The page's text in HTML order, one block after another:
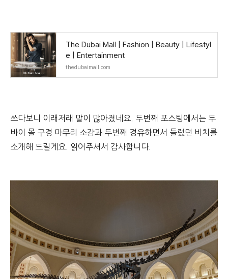
The Dubai Mall | Fashion | Beauty | Lifestyl
e | Entertainment
thedubaimall.com
쓰다보니 이래저래 말이 많아졌네요. 두번째 포스팅에서는 두
바이 몰 구경 마무리 소감과 두번째 경유하면서 들렀던 비치를
소개해 드릴게요. 읽어주셔서 감사합니다.